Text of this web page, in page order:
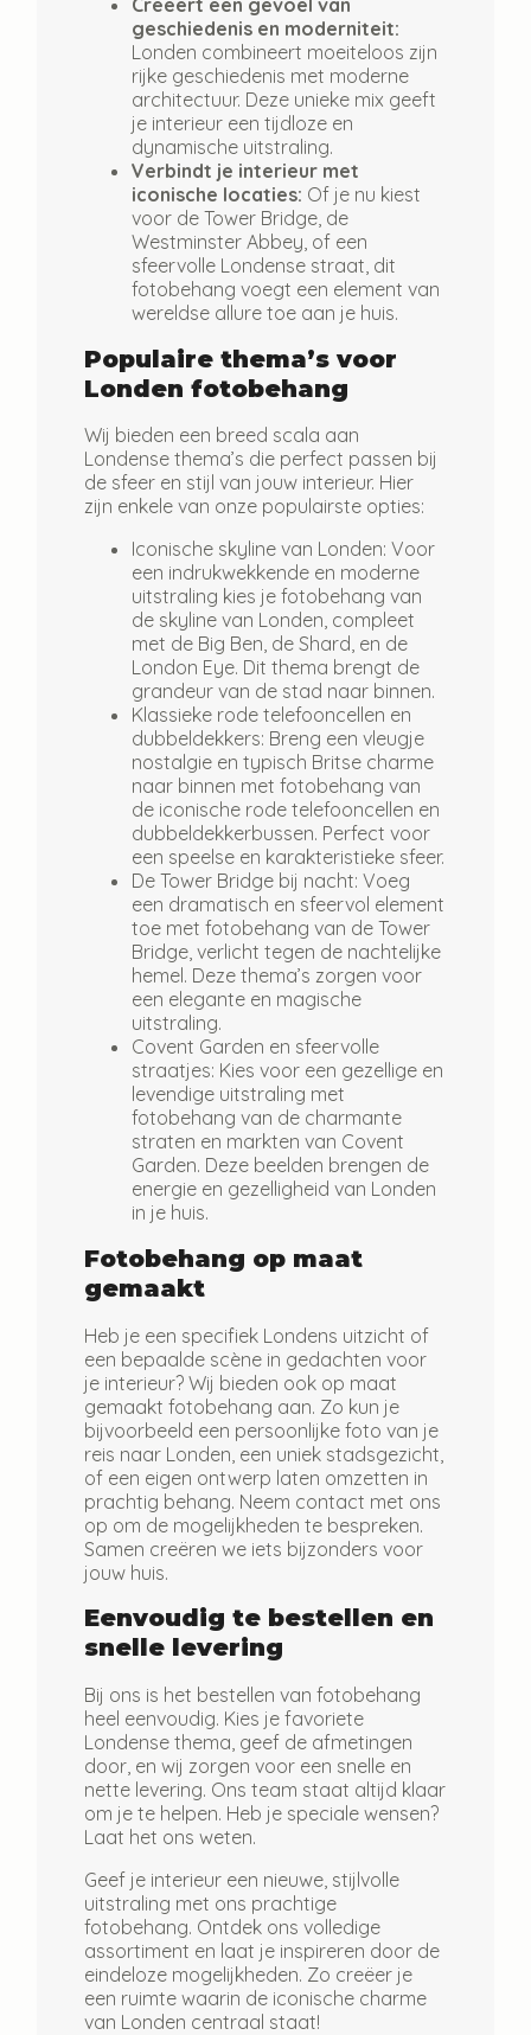
Creëert een gevoel van
geschiedenis en moderniteit:
Londen combineert moeiteloos zijn
rijke geschiedenis met moderne
architectuur. Deze unieke mix geeft
je interieur een tijdloze en
dynamische uitstraling.
Verbindt je interieur met
iconische locaties: Of je nu kiest
voor de Tower Bridge, de
Westminster Abbey, of een
sfeervolle Londense straat, dit
fotobehang voegt een element van
wereldse allure toe aan je huis.
Populaire thema’s voor
Londen fotobehang
Wij bieden een breed scala aan
Londense thema’s die perfect passen bij
de sfeer en stijl van jouw interieur. Hier
zijn enkele van onze populairste opties:
Iconische skyline van Londen: Voor
een indrukwekkende en moderne
uitstraling kies je fotobehang van
de skyline van Londen, compleet
met de Big Ben, de Shard, en de
London Eye. Dit thema brengt de
grandeur van de stad naar binnen.
Klassieke rode telefooncellen en
dubbeldekkers: Breng een vleugje
nostalgie en typisch Britse charme
naar binnen met fotobehang van
de iconische rode telefooncellen en
dubbeldekkerbussen. Perfect voor
een speelse en karakteristieke sfeer.
De Tower Bridge bij nacht: Voeg
een dramatisch en sfeervol element
toe met fotobehang van de Tower
Bridge, verlicht tegen de nachtelijke
hemel. Deze thema’s zorgen voor
een elegante en magische
uitstraling.
Covent Garden en sfeervolle
straatjes: Kies voor een gezellige en
levendige uitstraling met
fotobehang van de charmante
straten en markten van Covent
Garden. Deze beelden brengen de
energie en gezelligheid van Londen
in je huis.
Fotobehang op maat
gemaakt
Heb je een specifiek Londens uitzicht of
een bepaalde scène in gedachten voor
je interieur? Wij bieden ook op maat
gemaakt fotobehang aan. Zo kun je
bijvoorbeeld een persoonlijke foto van je
reis naar Londen, een uniek stadsgezicht,
of een eigen ontwerp laten omzetten in
prachtig behang. Neem contact met ons
op om de mogelijkheden te bespreken.
Samen creëren we iets bijzonders voor
jouw huis.
Eenvoudig te bestellen en
snelle levering
Bij ons is het bestellen van fotobehang
heel eenvoudig. Kies je favoriete
Londense thema, geef de afmetingen
door, en wij zorgen voor een snelle en
nette levering. Ons team staat altijd klaar
om je te helpen. Heb je speciale wensen?
Laat het ons weten.
Geef je interieur een nieuwe, stijlvolle
uitstraling met ons prachtige
fotobehang. Ontdek ons volledige
assortiment en laat je inspireren door de
eindeloze mogelijkheden. Zo creëer je
een ruimte waarin de iconische charme
van Londen centraal staat!